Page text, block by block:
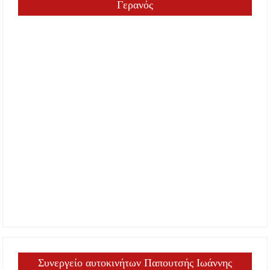
Γερανός
Συνεργείο αυτοκινήτων Παπουτσής Ιωάννης